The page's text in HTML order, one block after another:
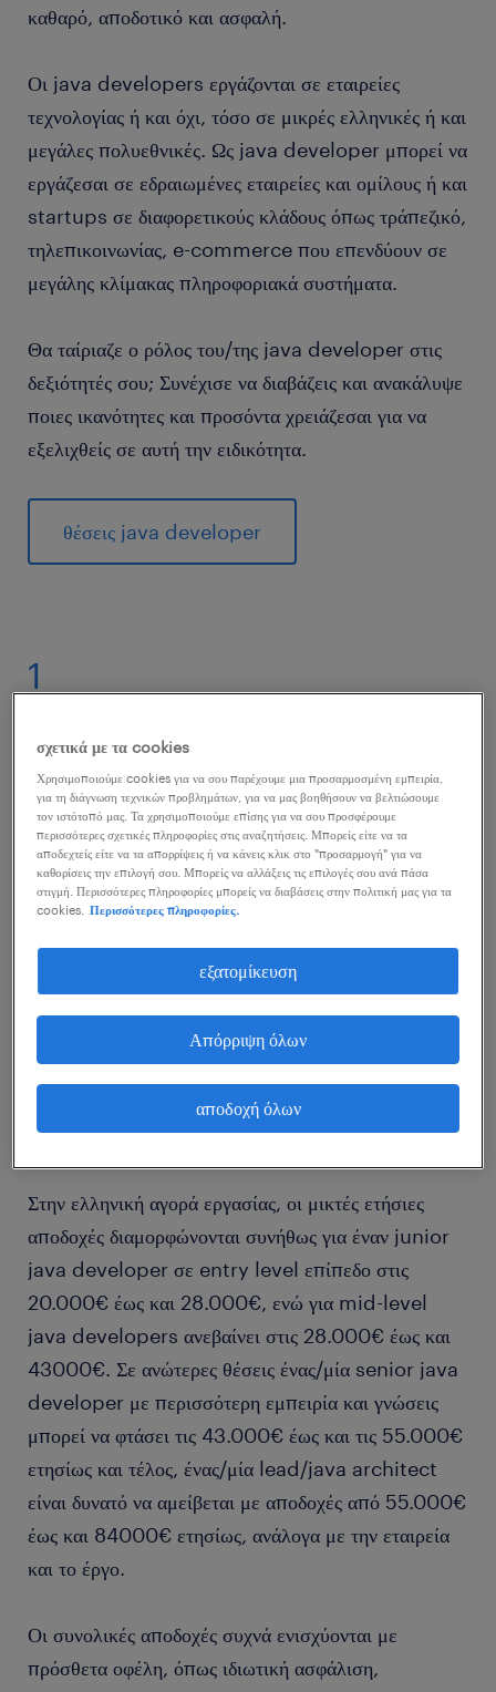
καθαρό, αποδοτικό και ασφαλή.
Οι java developers εργάζονται σε εταιρείες
τεχνολογίας ή και όχι, τόσο σε μικρές ελληνικές ή και
μεγάλες πολυεθνικές. Ως java developer μπορεί να
εργάζεσαι σε εδραιωμένες εταιρείες και ομίλους ή και
startups σε διαφορετικούς κλάδους όπως τράπεζικό,
τηλεπικοινωνίας, e-commerce που επενδύουν σε
μεγάλης κλίμακας πληροφοριακά συστήματα.
Θα ταίριαζε ο ρόλος του/της java developer στις
δεξιότητές σου; Συνέχισε να διαβάζεις και ανακάλυψε
ποιες ικανότητες και προσόντα χρειάζεσαι για να
εξελιχθείς σε αυτή την ειδικότητα.
θέσεις java developer
1
developer.
Ο μισθός ενός/μιας java developer στην Ελλάδα
εξαρτάται από το επίπεδο εμπειρίας, το τεχνολογικό
μία από τις πιο διαδεδομένεςγλώσσες
σε enterprise συστήματα, banking εφαρμογές, e–
commerce πλατφόρμες και mobile apps, γεγονός
που διατηρεί υψηλή τη ζήτηση για εξειδικευμένους/ες
επαγγελματίες.
Στην ελληνική αγορά εργασίας, οι μικτές ετήσιες
αποδοχές διαμορφώνονται συνήθως για έναν junior
java developer σε entry level επίπεδο στις
20.000€ έως και 28.000€, ενώ για mid-level
java developers ανεβαίνει στις 28.000€ έως και
43000€. Σε ανώτερες θέσεις ένας/μία senior java
developer με περισσότερη εμπειρία και γνώσεις
μπορεί να φτάσει τις 43.000€ έως και τις 55.000€
ετησίως και τέλος, ένας/μία lead/java architect
είναι δυνατό να αμείβεται με αποδοχές από 55.000€
έως και 84000€ ετησίως, ανάλογα με την εταιρεία
και το έργο.
Οι συνολικές αποδοχές συχνά ενισχύονται με
πρόσθετα οφέλη, όπως ιδιωτική ασφάλιση,
σχετικά με τα cookies
Χρησιμοποιούμε cookies για να σου παρέχουμε μια προσαρμοσμένη εμπειρία,
για τη διάγνωση τεχνικών προβλημάτων, για να μας βοηθήσουν να βελτιώσουμε
τον ιστότοπό μας. Τα χρησιμοποιούμε επίσης για να σου προσφέρουμε
περισσότερες σχετικές πληροφορίες στις αναζητήσεις. Μπορείς είτε να τα
αποδεχτείς είτε να τα απορρίψεις ή να κάνεις κλικ στο "προσαρμογή" για να
καθορίσεις την επιλογή σου. Μπορείς να αλλάξεις τις επιλογές σου ανά πάσα
στιγμή. Περισσότερες πληροφορίες μπορείς να διαβάσεις στην πολιτική μας για τα
cookies.
Περισσότερες πληροφορίες.
εξατομίκευση
Απόρριψη όλων
αποδοχή όλων